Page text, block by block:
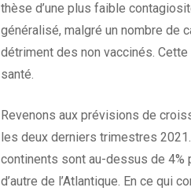
thèse d’une plus faible
généralisé, malgré un nombre de
détriment des non vaccinés.
santé.
Revenons aux prévisions de
les deux derniers trimestres
continents sont au-dessus de 4%
d’autre de l’Atlantique. En ce qui